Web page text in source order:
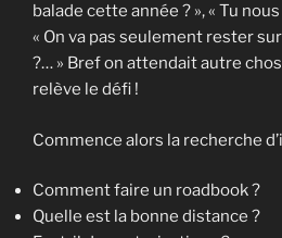
balade cette année ? », « Tu
« On va pas seulement rester
?… » Bref on attendait autre
relève le défi !
Commence alors la recherche
Comment faire un roadbook ?
Quelle est la bonne distance ?